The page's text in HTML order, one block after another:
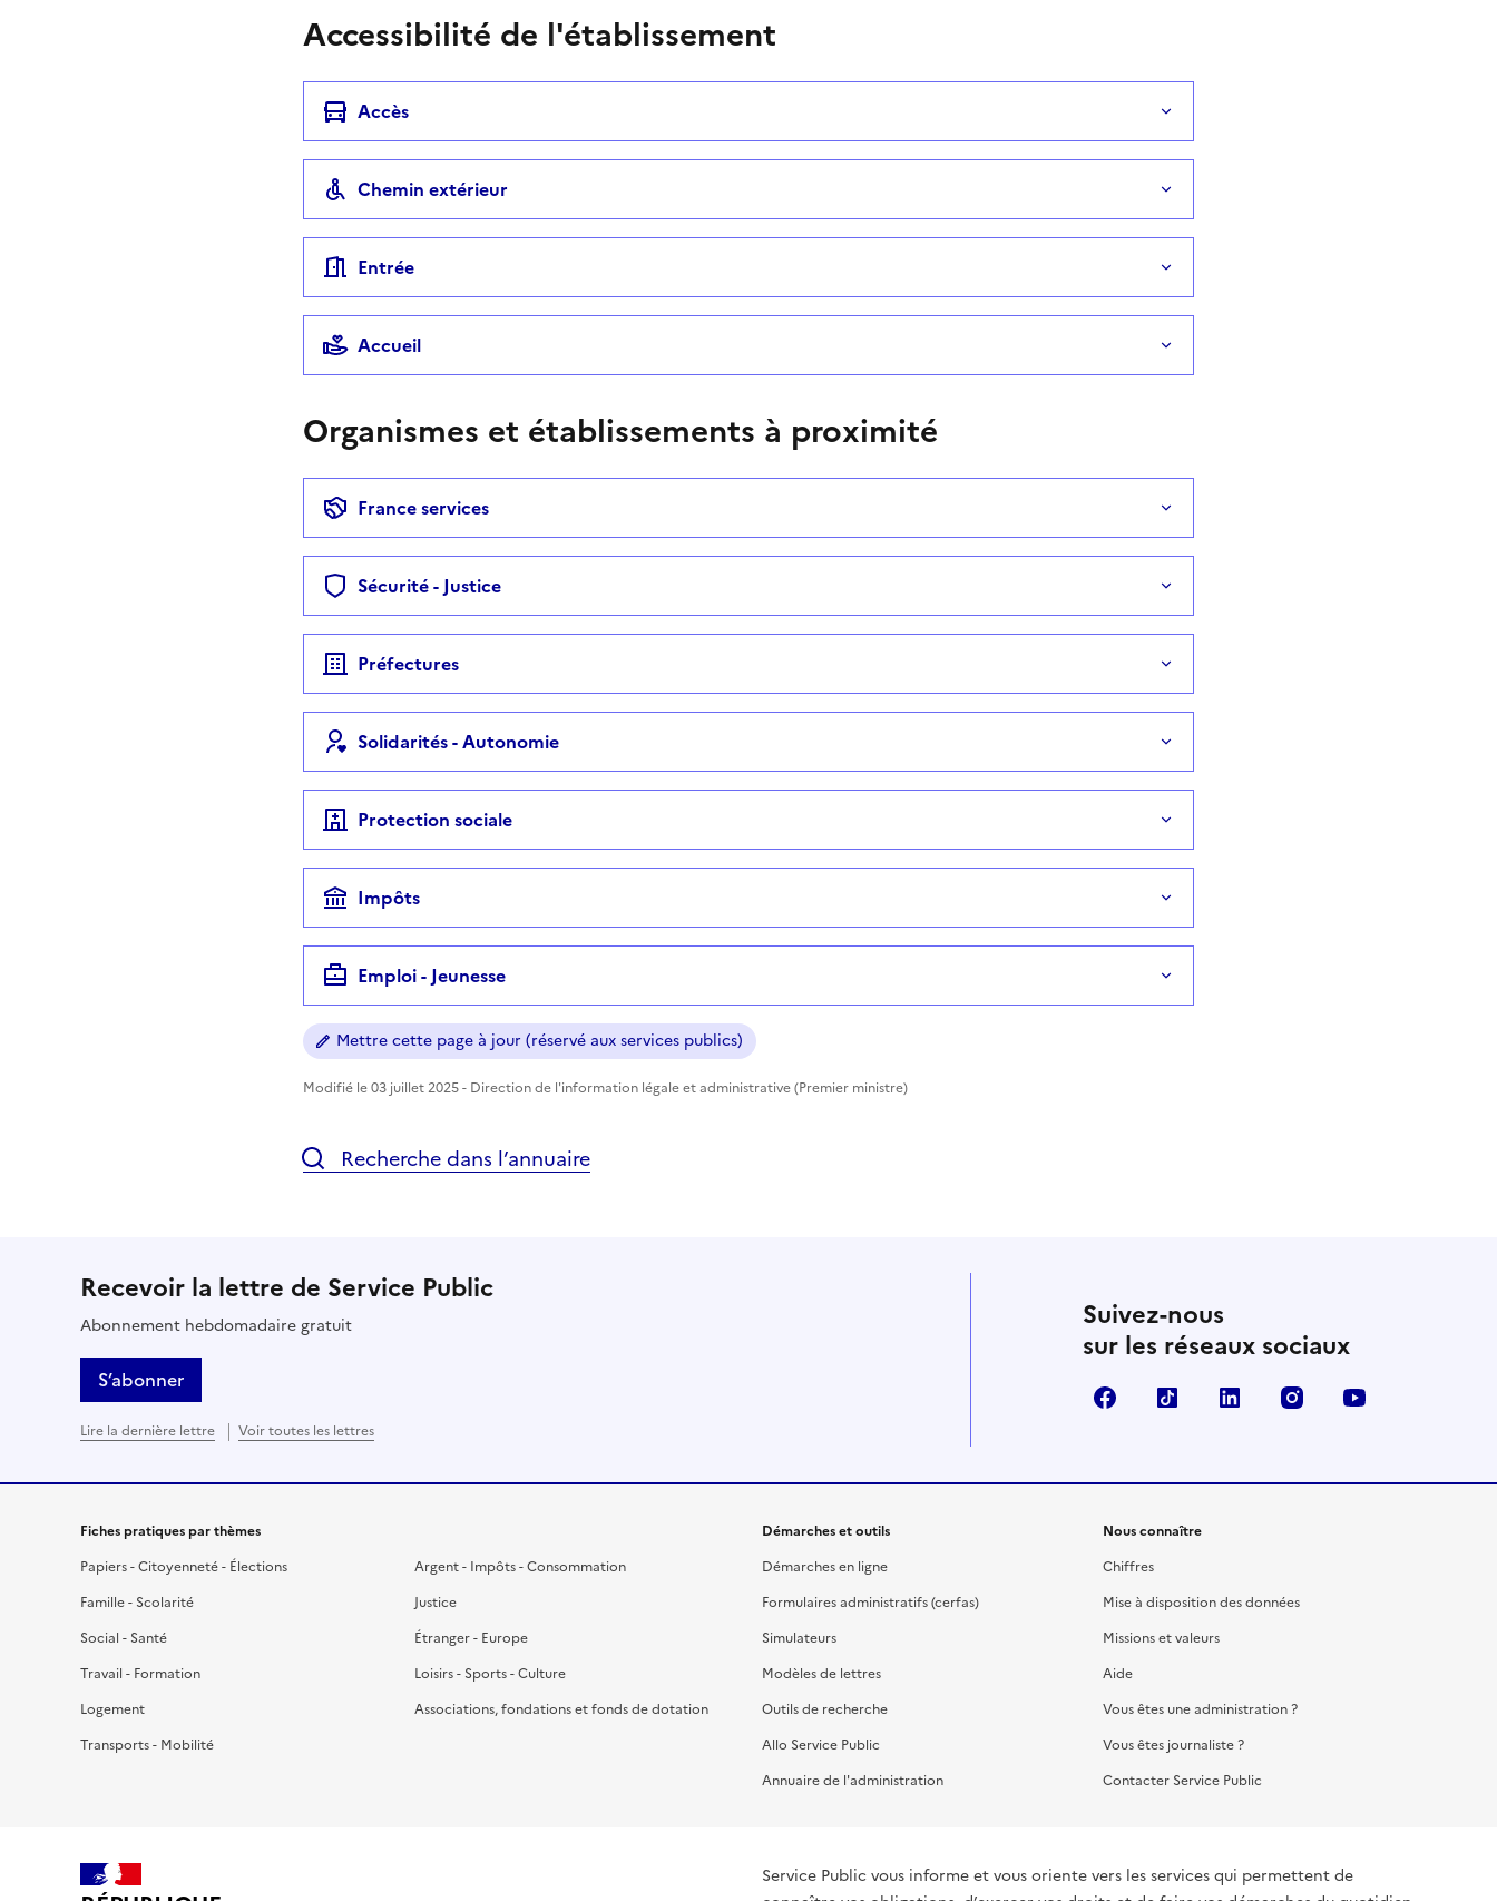
Accessibilité de l'établissement
Accès
Chemin extérieur
Entrée
Accueil
Organismes et établissements à proximité
France services
Sécurité - Justice
Préfectures
Solidarités - Autonomie
Protection sociale
Impôts
Emploi - Jeunesse
Mettre cette page à jour (réservé aux services publics)
Modifié le 03 juillet 2025 - Direction de l'information légale et administrative (Premier ministre)
Recherche dans l’annuaire
Recevoir la lettre de Service Public
Abonnement hebdomadaire gratuit
S’abonner
Lire la dernière lettre Voir toutes les lettres
Suivez-nous
sur les réseaux sociaux
FacebookTikTok LinkedIn Instagram
Fiches pratiques par thèmes
Papiers - Citoyenneté - Élections
Famille - Scolarité
Social - Santé
Travail - Formation
Logement
Transports - Mobilité
Argent - Impôts - Consommation
Justice
Étranger - Europe
Loisirs - Sports - Culture
Associations, fondations et fonds de dotation
Démarches et outils
Démarches en ligne
Formulaires administratifs (cerfas)
Simulateurs
Modèles de lettres
Outils de recherche
Allo Service Public
Annuaire de l'administration
Nous connaître
Chiffres
Mise à disposition des données
Missions et valeurs
Aide
Vous êtes une administration ?
Vous êtes journaliste ?
Contacter Service Public
Service Public vous informe et vous oriente vers les services qui permettent de